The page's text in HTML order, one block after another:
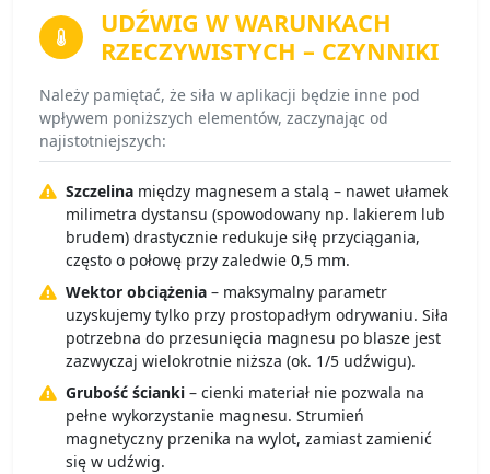
UDŹWIG W WARUNKACH
RZECZYWISTYCH – CZYNNIKI
Należy pamiętać, że siła w aplikacji będzie inne pod
wpływem poniższych elementów, zaczynając od
najistotniejszych:
Szczelina między magnesem a stalą – nawet ułamek
milimetra dystansu (spowodowany np. lakierem lub
brudem) drastycznie redukuje siłę przyciągania,
często o połowę przy zaledwie 0,5 mm.
Wektor obciążenia – maksymalny parametr
uzyskujemy tylko przy prostopadłym odrywaniu. Siła
potrzebna do przesunięcia magnesu po blasze jest
zazwyczaj wielokrotnie niższa (ok. 1/5 udźwigu).
Grubość ścianki – cienki materiał nie pozwala na
pełne wykorzystanie magnesu. Strumień
magnetyczny przenika na wylot, zamiast zamienić
się w udźwig.